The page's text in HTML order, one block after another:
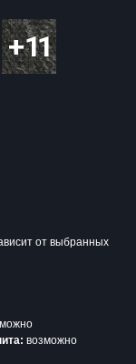
от выбранных
возможно